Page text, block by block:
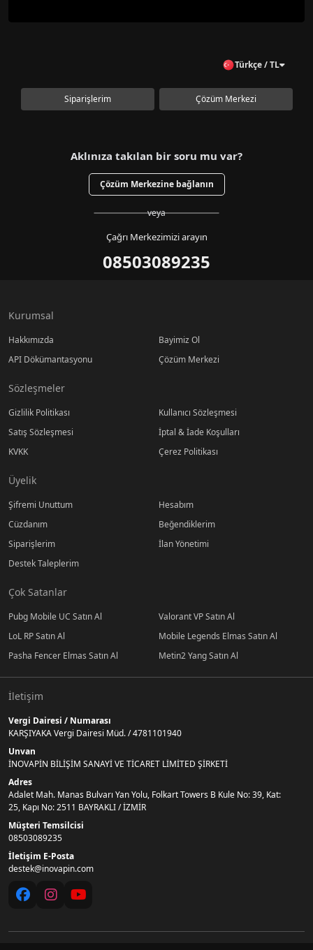
Türkçe / TL
Siparişlerim Çözüm Merkezi
Aklınıza takılan bir soru mu var?
Çözüm Merkezine bağlanın
veya
Çağrı Merkezimizi arayın
08503089235
Kurumsal
Hakkımızda
Bayimiz Ol
API Dökümantasyonu
Çözüm Merkezi
Sözleşmeler
Gizlilik Politikası
Kullanıcı Sözleşmesi
Satış Sözleşmesi
İptal & İade Koşulları
KVKK
Çerez Politikası
Üyelik
Şifremi Unuttum
Hesabım
Cüzdanım
Beğendiklerim
Siparişlerim
İlan Yönetimi
Destek Taleplerim
Çok Satanlar
Pubg Mobile UC Satın Al
Valorant VP Satın Al
LoL RP Satın Al
Mobile Legends Elmas Satın Al
Pasha Fencer Elmas Satın Al
Metin2 Yang Satın Al
İletişim
Vergi Dairesi / Numarası
KARŞIYAKA Vergi Dairesi Müd. / 4781101940
Unvan
İNOVAPİN BİLİŞİM SANAYİ VE TİCARET LİMİTED ŞİRKETİ
Adres
Adalet Mah. Manas Bulvarı Yan Yolu, Folkart Towers B Kule No: 39, Kat:
25, Kapı No: 2511 BAYRAKLI / İZMİR
Müşteri Temsilcisi
08503089235
İletişim E-Posta
destek@inovapin.com